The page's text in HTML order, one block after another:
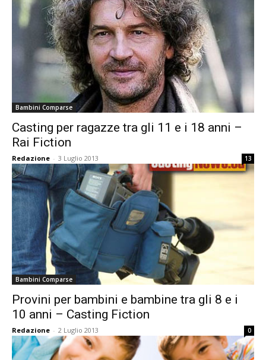
Bambini Comparse
Casting per ragazze tra gli 11 e i 18 anni –
Rai Fiction
Redazione - 3 Luglio 2013 13
Bambini Comparse
Provini per bambini e bambine tra gli 8 e i
10 anni – Casting Fiction
Redazione - 2 Luglio 2013 0